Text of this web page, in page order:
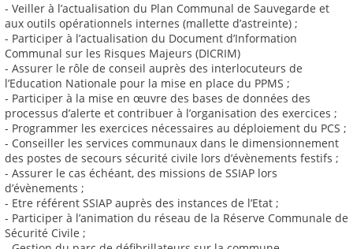
- Veiller à l’actualisation du Plan Communal de Sauvegarde et
aux outils opérationnels internes (mallette d’astreinte) ;
- Participer à l’actualisation du Document d’Information
Communal sur les Risques Majeurs (DICRIM)
- Assurer le rôle de conseil auprès des interlocuteurs de
l’Education Nationale pour la mise en place du PPMS ;
- Participer à la mise en œuvre des bases de données des
processus d’alerte et contribuer à l’organisation des exercices ;
- Programmer les exercices nécessaires au déploiement du PCS ;
- Conseiller les services communaux dans le dimensionnement
des postes de secours sécurité civile lors d’évènements festifs ;
- Assurer le cas échéant, des missions de SSIAP lors
d’évènements ;
- Etre référent SSIAP auprès des instances de l’Etat ;
- Participer à l’animation du réseau de la Réserve Communale de
Sécurité Civile ;